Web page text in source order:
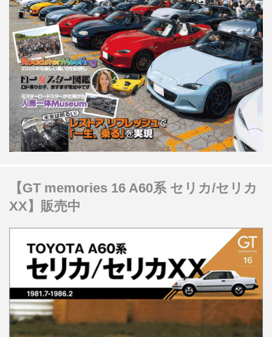
【GT memories 16 A60系 セリカ/セリカ
XX】販売中